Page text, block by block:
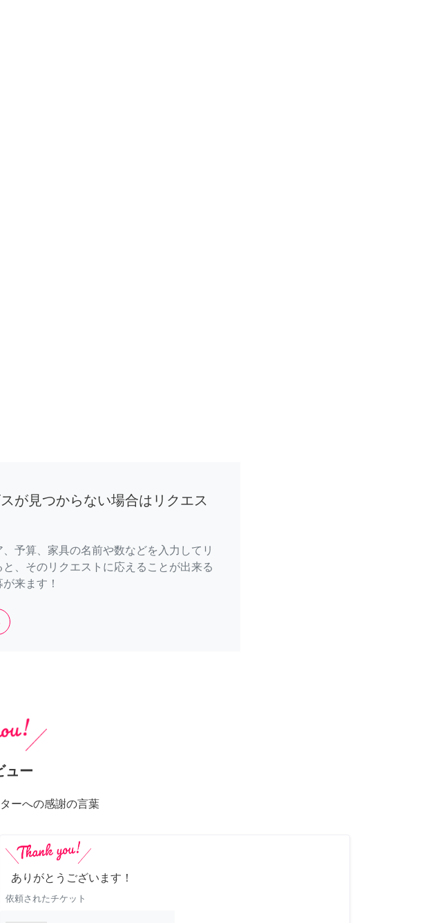
が見つからない場合はリクエス
予算、家具の名前や数などを入力してリ
、そのリクエストに応えることが出来る
来ます！
ュー
ーへの感謝の言葉
ありがとうございます！
依頼されたチケット